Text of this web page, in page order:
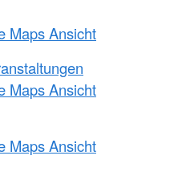
Maps Ansicht
Maps Ansicht
Maps Ansicht